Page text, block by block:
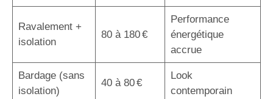
Ravalement +
isolation
80 à 180 €
Performance
énergétique
accrue
Bardage (sans
isolation)
40 à 80 €
Look
contemporain